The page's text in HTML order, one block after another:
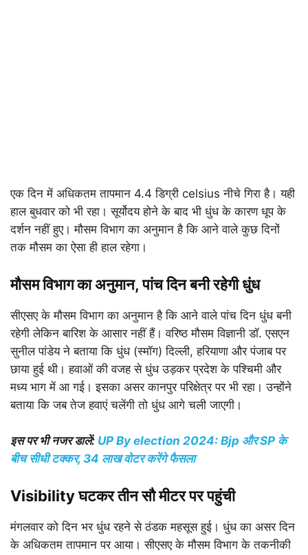
एक दिन में अधिकतम तापमान 4.4 डिग्री celsius नीचे गिरा है। यही
हाल बुधवार को भी रहा। सूर्योदय होने के बाद भी धुंध के कारण धूप के
दर्शन नहीं हुए। मौसम विभाग का अनुमान है कि आने वाले कुछ दिनों
तक मौसम का ऐसा ही हाल रहेगा।
मौसम विभाग का अनुमान, पांच दिन बनी रहेगी धुंध
सीएसए के मौसम विभाग का अनुमान है कि आने वाले पांच दिन धुंध बनी
रहेगी लेकिन बारिश के आसार नहीं हैं। वरिष्ठ मौसम विज्ञानी डॉ. एसएन
सुनील पांडेय ने बताया कि धुंध (स्मॉग) दिल्ली, हरियाणा और पंजाब पर
छाया हुई थी। हवाओं की वजह से धुंध उड़कर प्रदेश के पश्चिमी और
मध्य भाग में आ गई। इसका असर कानपुर परिक्षेत्र पर भी रहा। उन्होंने
बताया कि जब तेज हवाएं चलेंगी तो धुंध आगे चली जाएगी।
इस पर भी नजर डालें: UP By election 2024: Bjp और SP के
बीच सीधी टक्कर, 34 लाख वोटर करेंगे फैसला
Visibility घटकर तीन सौ मीटर पर पहुंची
मंगलवार को दिन भर धुंध रहने से ठंडक महसूस हुई। धुंध का असर दिन
के अधिकतम तापमान पर आया। सीएसए के मौसम विभाग के तकनीकी